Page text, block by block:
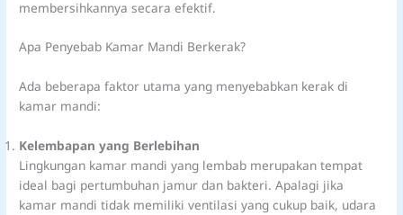
membersihkannya secara efektif.
Apa Penyebab Kamar Mandi Berkerak?
Ada beberapa faktor utama yang menyebabkan kerak di
kamar mandi:
Kelembapan yang Berlebihan
Lingkungan kamar mandi yang lembab merupakan tempat
ideal bagi pertumbuhan jamur dan bakteri. Apalagi jika
kamar mandi tidak memiliki ventilasi yang cukup baik, udara